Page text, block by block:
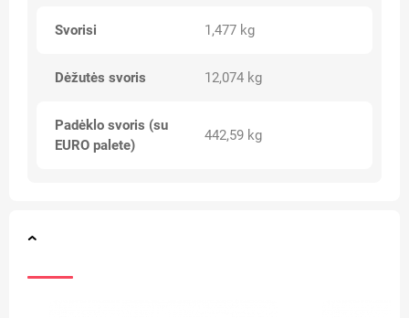
Svorisi 1,477 kg
Dėžutės svoris 12,074 kg
Padėklo svoris (su
EURO palete)
442,59 kg